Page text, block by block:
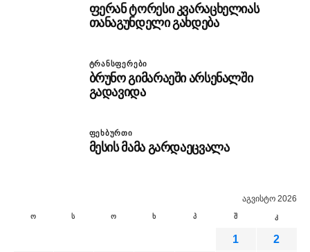
ფერან ტორესი კვარაცხელიას
თანაგუნდელი გახდება
ᲢᲠᲐᲜᲡᲤᲔᲠᲔᲑᲘ
ბრუნო გიმარაეში არსენალში
გადავიდა
ᲤᲔᲮᲑᲣᲠᲗᲘ
მესის მამა გარდაეცვალა
აგვისტო 2026
ო ს ო ხ პ შ კ
1
2